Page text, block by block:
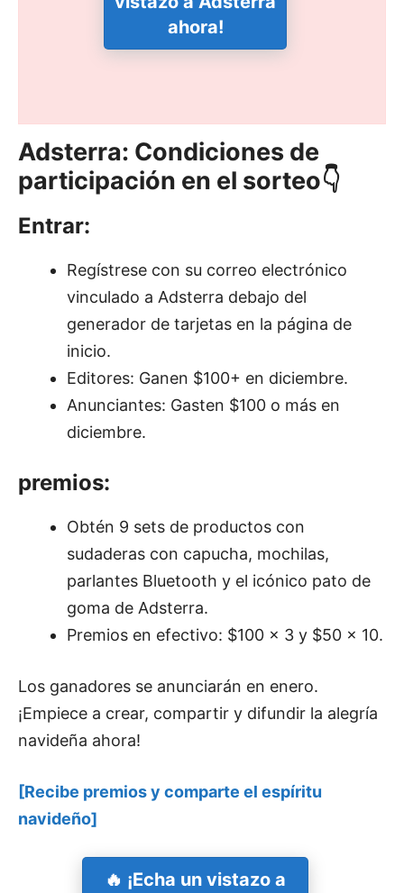
ahora!
Adsterra: Condiciones de
participación en el sorteo👇
Entrar:
Regístrese con su correo electrónico
vinculado a Adsterra debajo del
generador de tarjetas en la página de
inicio.
Editores: Ganen $100+ en diciembre.
Anunciantes: Gasten $100 o más en
diciembre.
premios:
Obtén 9 sets de productos con
sudaderas con capucha, mochilas,
parlantes Bluetooth y el icónico pato de
goma de Adsterra.
Premios en efectivo: $100 x 3 y $50 x 10.
Los ganadores se anunciarán en enero.
¡Empiece a crear, compartir y difundir la alegría
navideña ahora!
[Recibe premios y comparte el espíritu
navideño]
🔥 ¡Echa un vistazo a